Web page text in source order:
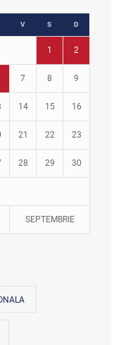
V S D
1 2
7 8 9
14 15 16
21 22 23
28 29 30
SEPTEMBRIE